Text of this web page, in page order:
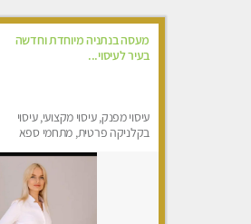
מעסה בנתניה מיוחדת וחדשה
בעיר לעיסוי...
עיסוי מפנק, עיסוי מקצועי, עיסוי
בקלניקה פרטית, מתחמי ספא